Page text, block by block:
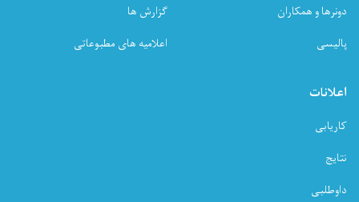
دونرها و همکاران
پالیسی
گزارش ها
اعلامیه های مطبوعاتی
اعلانات
کاریابی
نتایج
داوطلبی